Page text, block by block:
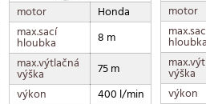
motor
Honda
max.sací
hloubka
8 m
max.výtlačná
výška
75 m
výkon
400 l/min
motor
výška
výkon